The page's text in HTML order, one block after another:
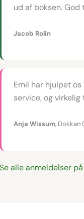
ud af boksen.
Jacob Rolin
Emil har hjulpet
service, og
Anja Wissum, Dokken
Se alle anmeldelser